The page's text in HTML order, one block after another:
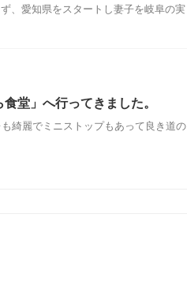
、愛知県をスタートし妻子を岐阜の実
堂」へ行ってきました。
綺麗でミニストップもあって良き道の